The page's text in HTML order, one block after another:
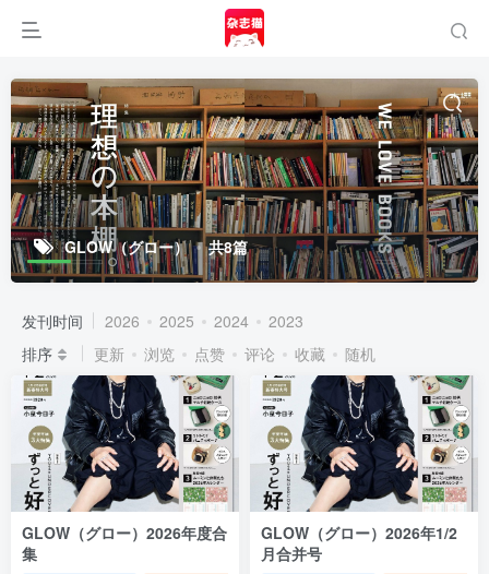
GLOW（グロー） 共8篇
发刊时间 2026 2025 2024
2023
排序
更新 浏览 点赞 评论 收藏 随机
GLOW（グロー）2026年度合
集
GLOW（グロー）2026年1/2
月合并号